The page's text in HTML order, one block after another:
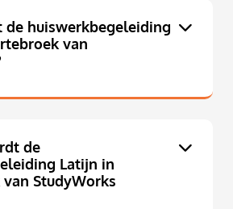
de huiswerkbegeleiding
van
de
Latijn in
StudyWorks